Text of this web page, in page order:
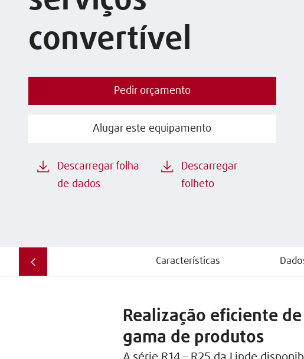
convertível
Pedir orçamento
Alugar este equipamento
Descarregar folha
de dados
Descarregar
folheto
Características
Realização eficiente
gama de produtos